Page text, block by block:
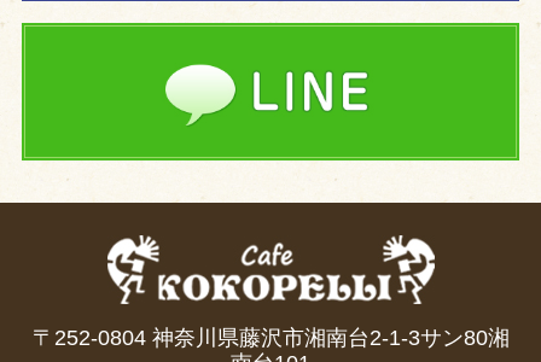
〒252-0804 神奈川県藤沢市湘南台2-1-3サン80湘